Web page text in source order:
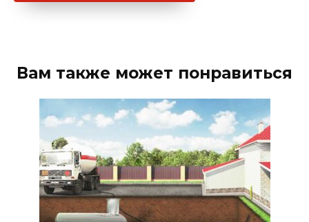
Вам также может понравиться